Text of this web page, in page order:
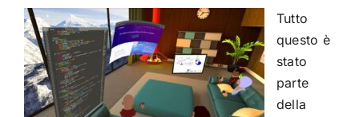
Tutto
questo è
stato
parte
della